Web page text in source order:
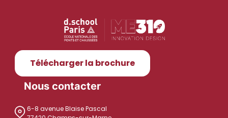
Télécharger la brochure
Nous contacter
6-8 avenue Blaise Pascal